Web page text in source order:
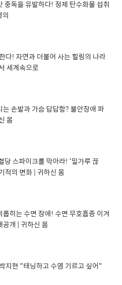
중독을 유발하다! 정제 탄수화물 섭취
다! 자연과 더불어 사는 힐링의 나라
세계속으로
는 손발과 가슴 답답함? 불안장애 파
몸
당 스파이크를 막아라! ‘밀가루 끊
적의 변화 | 귀하신 몸
롭히는 수면 장애! 수면 무호흡증 이겨
공개 | 귀하신 몸
지현 "태닝하고 수염 기르고 싶어"